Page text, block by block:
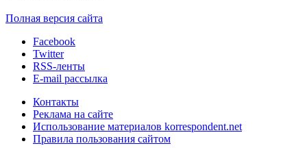
Полная версия сайта
Facebook
Twitter
RSS-ленты
E-mail рассылка
Контакты
Реклама на сайте
Использование материалов korrespondent.net
Правила пользования сайтом